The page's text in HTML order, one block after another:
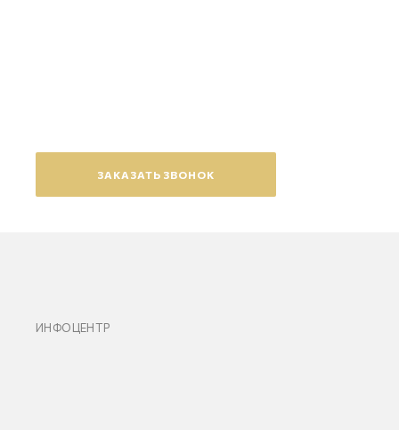
ЗАКАЗАТЬ ЗВОНОК
ИНФОЦЕНТР